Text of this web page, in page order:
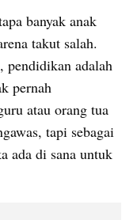
banyak anak
takut salah.
pendidikan adalah
pernah
atau orang tua
tapi sebagai
ada di sana untuk